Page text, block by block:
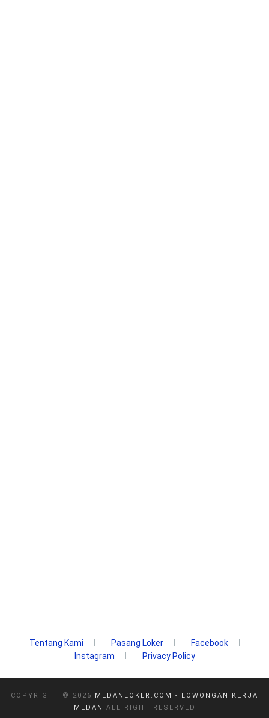
Tentang Kami Pasang Loker
Facebook
Instagram
Privacy Policy
COPYRIGHT © 2026
MEDANLOKER.COM - LOWONGAN KERJA
MEDAN
ALL RIGHT RESERVED